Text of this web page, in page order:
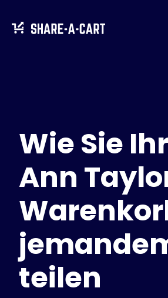
Lösungen
Für Verbraucher
Für Schulen
Für
Hol dir
Unterstützte
Wie Sie
Ann
teilen